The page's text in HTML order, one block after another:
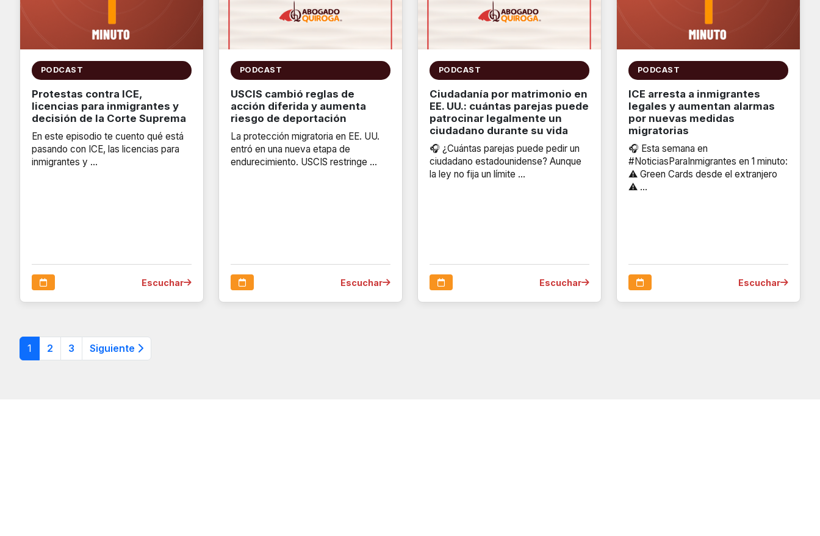
PODCAST
Protestas contra ICE,
licencias para inmigrantes y
decisión de la Corte Suprema
En este episodio te cuento qué está
pasando con ICE, las licencias para
inmigrantes y …
Escuchar
PODCAST
USCIS cambió reglas de
acción diferida y aumenta
riesgo de deportación
La protección migratoria en EE. UU.
entró en una nueva etapa de
endurecimiento. USCIS restringe …
Escuchar
PODCAST
Ciudadanía por matrimonio en
EE. UU.: cuántas parejas puede
patrocinar legalmente un
ciudadano durante su vida
🎧 ¿Cuántas parejas puede pedir un
ciudadano estadounidense? Aunque
la ley no fija un límite …
Escuchar
PODCAST
ICE arresta a inmigrantes
legales y aumentan alarmas
por nuevas medidas
migratorias
🎧 Esta semana en
#NoticiasParaInmigrantes en 1 minuto:
⚠️ Green Cards desde el extranjero
⚠️ …
Escuchar
1 2 3 Siguiente